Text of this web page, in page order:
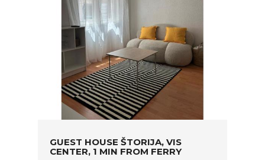
GUEST HOUSE ŠTORIJA, VIS
CENTER, 1 MIN FROM FERRY